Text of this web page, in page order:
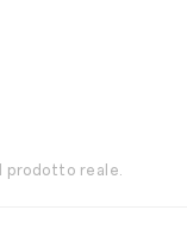
prodotto reale.